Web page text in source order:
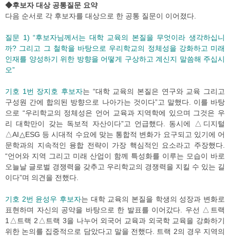
◆후보자 대상 공통질문 요약
다음 순서로 각 후보자를 대상으로 한 공통 질문이 이어졌다.
질문 1) “후보자님께서는 대학 교육의 본질을 무엇이라 생각하십니
까? 그리고 그 철학을 바탕으로 우리학교의 정체성을 강화하고 미래
인재를 양성하기 위한 방향을 어떻게 구상하고 계신지 말씀해 주십시
오”
기호 1번 장지호 후보자는 “대학 교육의 본질은 연구와 교육 그리고
구성원 간에 합의된 방향으로 나아가는 것이다”고 말했다. 이를 바탕
으로 “우리학교의 정체성은 언어 교육과 지역학에 있으며 그것은 우
리 대학만이 갖는 독보적 자산이다”고 언급했다. 동시에 △디지털
△AI△ESG 등 시대적 수요에 맞는 통합적 변화가 요구되고 있기에 어
문학과의 지속적인 융합 전략이 가장 핵심적인 요소라고 주장했다.
“언어와 지역 그리고 미래 산업이 함께 특성화를 이루는 모습이 바로
오늘날 글로벌 경쟁력을 갖추고 우리학교의 경쟁력을 지킬 수 있는 길
이다”며 의견을 전했다.
기호 2번 윤성우 후보자는 대학 교육의 본질을 학생의 성장과 변화로
표현하며 자신의 공약을 바탕으로 한 발표를 이어갔다. 우선 △트랙
1△트랙 2△트랙 3을 나누어 외국어 교육과 외국학 교육을 강화하기
위한 논의를 집중적으로 담았다고 말을 전했다. 트랙 2의 경우 지역의